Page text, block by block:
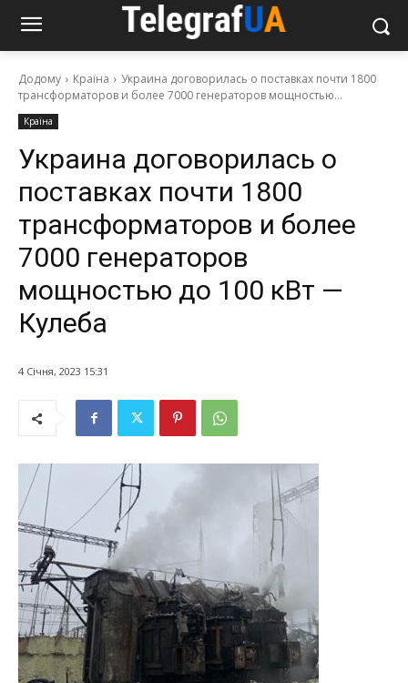
Додому Країна
Украина договорилась о поставках почти 1800
трансформаторов и более 7000 генераторов мощностью...
Країна
Украина договорилась о
поставках почти 1800
трансформаторов и более
7000 генераторов
мощностью до 100 кВт —
Кулеба
4 Січня, 2023 15:31